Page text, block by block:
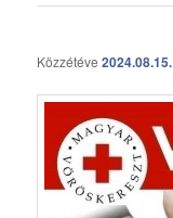
Közzétéve2024.08.15.